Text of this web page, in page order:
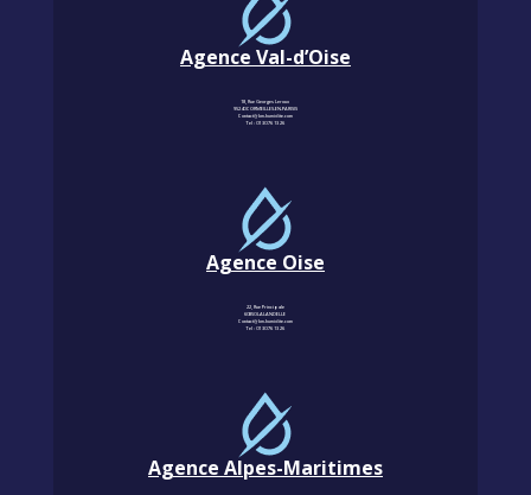
Agence Val-d’Oise
18, Rue Georges Leroux
95240 CORMEILLES-EN-PARISIS
Contact@km-humidite.com
Tel :01 30 76 13 26
Agence Oise
22, Rue Principale
60850 LALANDELLE
Contact@km-humidite.com
Tel :01 30 76 13 26
Agence Alpes-Maritimes